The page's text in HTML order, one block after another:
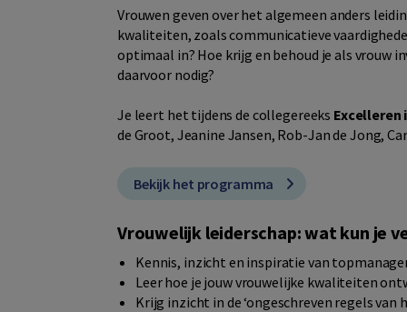
Vrouwen geven over het algemeen anders
kwaliteiten, zoals communicatieve
optimaal in? Hoe krijg en behoud je als vrouw
daarvoor nodig?
Je leert het tijdens de collegereeks Excelleren
de Groot, Jeanine Jansen, Rob-Jan de Jong,
Bekijk het programma
Vrouwelijk leiderschap: wat kun je
Kennis, inzicht en inspiratie van
Leer hoe je jouw vrouwelijke kwaliteiten
Krijg inzicht in de ‘ongeschreven regels van